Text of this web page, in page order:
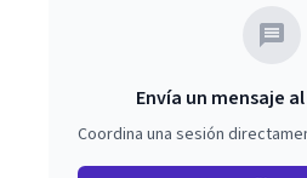
Envía un mensaje
Coordina una sesión